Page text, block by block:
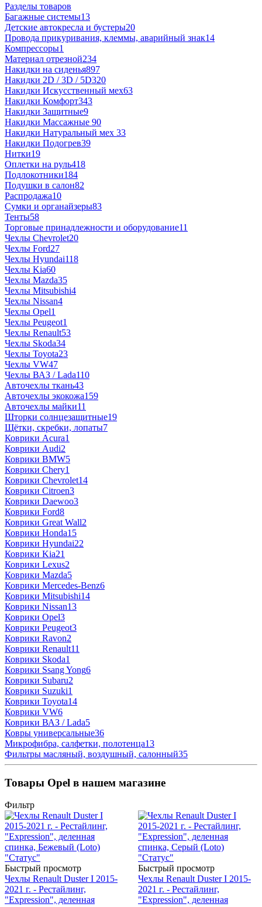
Разделы товаров
Багажные системы13
Детские автокресла и бустеры20
Провода прикуривания, клеммы, аварийный знак14
Компрессоры1
Материал отрезной234
Накидки на сиденья897
Накидки 2D / 3D / 5D320
Накидки Искусственный мех63
Накидки Комфорт343
Накидки Защитные9
Накидки Массажные 90
Накидки Натуральный мех 33
Накидки Подогрев39
Нитки19
Оплетки на руль418
Подлокотники184
Подушки в салон82
Распродажа10
Сумки и органайзеры83
Тенты58
Торговые принадлежности и оборудование11
Чехлы Chevrolet20
Чехлы Ford27
Чехлы Hyundai118
Чехлы Kia60
Чехлы Mazda35
Чехлы Mitsubishi4
Чехлы Nissan4
Чехлы Opel1
Чехлы Peugeot1
Чехлы Renault53
Чехлы Skoda34
Чехлы Toyota23
Чехлы VW47
Чехлы ВАЗ / Lada110
Авточехлы ткань43
Авточехлы экокожа159
Авточехлы майки11
Шторки солнцезащитные19
Щётки, скребки, лопаты7
Коврики Acura1
Коврики Audi2
Коврики BMW5
Коврики Chery1
Коврики Chevrolet14
Коврики Citroen3
Коврики Daewoo3
Коврики Ford8
Коврики Great Wall2
Коврики Honda15
Коврики Hyundai22
Коврики Kia21
Коврики Lexus2
Коврики Mazda5
Коврики Mercedes-Benz6
Коврики Mitsubishi14
Коврики Nissan13
Коврики Opel3
Коврики Peugeot3
Коврики Ravon2
Коврики Renault11
Коврики Skoda1
Коврики Ssang Yong6
Коврики Subaru2
Коврики Suzuki1
Коврики Toyota14
Коврики VW6
Коврики ВАЗ / Lada5
Ковры универсальные36
Микрофибра, салфетки, полотенца13
Фильтры масляный, воздушный, салонный35
Товары Opel в нашем магазине
Фильтр
Быстрый просмотр
Чехлы Renault Duster I 2015-
2021 г. - Рестайлинг,
"Expression", деленная
Быстрый просмотр
Чехлы Renault Duster I 2015-
2021 г. - Рестайлинг,
"Expression", деленная